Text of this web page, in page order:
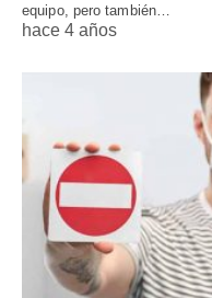
equipo, pero también…
hace 4 años